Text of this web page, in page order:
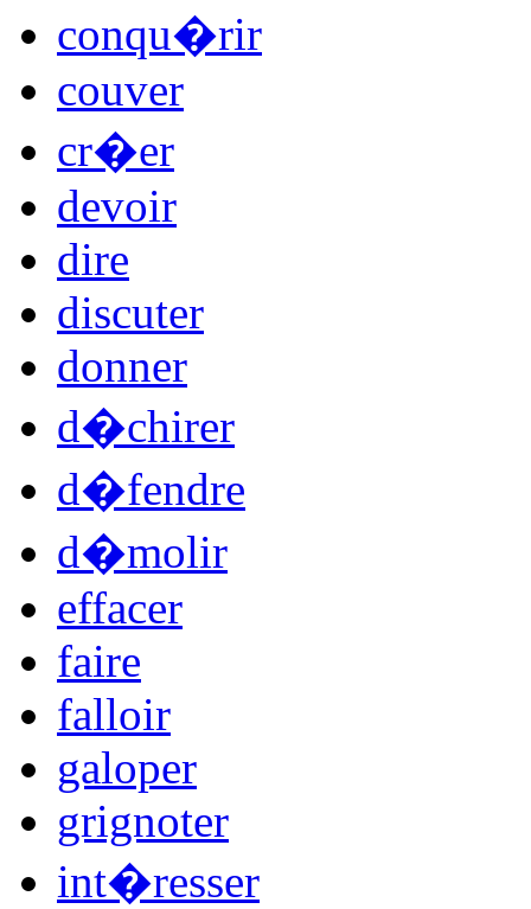
conqu�rir
couver
cr�er
devoir
dire
discuter
donner
d�chirer
d�fendre
d�molir
effacer
faire
falloir
galoper
grignoter
int�resser